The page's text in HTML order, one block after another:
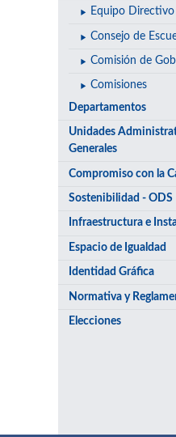
Equipo Directivo
Consejo de
Comisión de
Comisiones
Departamentos
Unidades
Generales
Compromiso con la
Sostenibilidad - ODS
Infraestructura e
Espacio de Igualdad
Identidad Gráfica
Normativa y
Elecciones